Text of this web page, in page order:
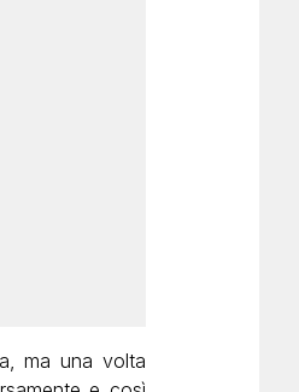
ma una volta